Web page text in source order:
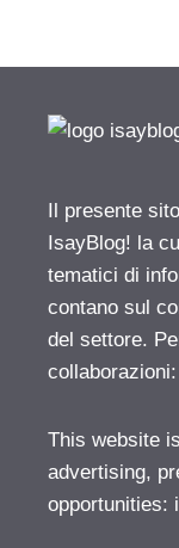
Il presente
IsayBlog! la
tematici di
contano sul
del settore.
collaborazioni:
This website
advertising,
opportunities: